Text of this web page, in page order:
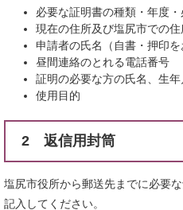
必要な証明書の種類・年度・
現在の住所及び塩尻市での住
申請者の氏名（自書・押印を
昼間連絡のとれる電話番号
証明の必要な方の氏名、生年
使用目的
2 返信用封筒
塩尻市役所から郵送先までに必要
記入してください。